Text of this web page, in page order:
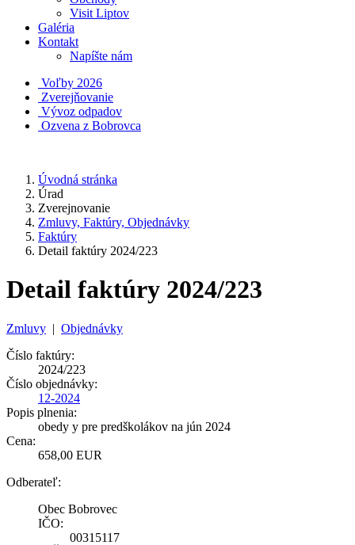
Visit Liptov
Galéria
Kontakt
Napíšte nám
Voľby 2026
Zverejňovanie
Vývoz odpadov
Ozvena z Bobrovca
Úvodná stránka
Úrad
Zverejnovanie
Zmluvy, Faktúry, Objednávky
Faktúry
Detail faktúry 2024/223
Detail faktúry 2024/223
Zmluvy | Objednávky
Číslo faktúry:
2024/223
Číslo objednávky:
12-2024
Popis plnenia:
obedy y pre predškolákov na jún 2024
Cena:
658,00 EUR
Odberateľ:
Obec Bobrovec
IČO:
00315117